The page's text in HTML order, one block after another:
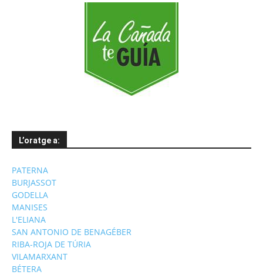
L’oratge a:
PATERNA
BURJASSOT
GODELLA
MANISES
L'ELIANA
SAN ANTONIO DE BENAGÉBER
RIBA-ROJA DE TÚRIA
VILAMARXANT
BÉTERA